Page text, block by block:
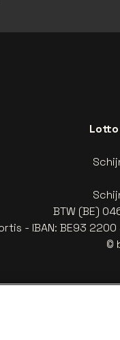
BTW (BE)
- IBAN: BE93 2200
©